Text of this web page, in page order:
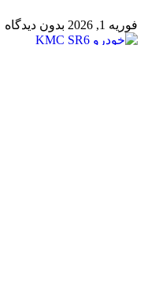
فوریه 1, 2026 بدون دیدگاه